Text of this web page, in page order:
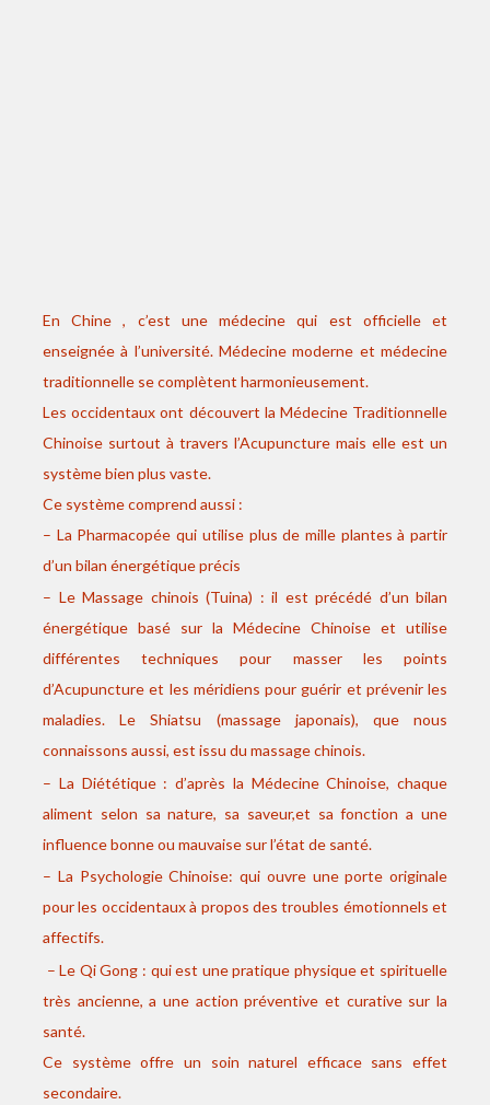
En Chine , c’est une médecine qui est officielle et
enseignée à l’université. Médecine moderne et médecine
traditionnelle se complètent harmonieusement.
Les occidentaux ont découvert la Médecine Traditionnelle
Chinoise surtout à travers l’Acupuncture mais elle est un
système bien plus vaste.
Ce système comprend aussi :
– La Pharmacopée qui utilise plus de mille plantes à partir
d’un bilan énergétique précis
– Le Massage chinois (Tuina) : il est précédé d’un bilan
énergétique basé sur la Médecine Chinoise et utilise
différentes techniques pour masser les points
d’Acupuncture et les méridiens pour guérir et prévenir les
maladies. Le Shiatsu (massage japonais), que nous
connaissons aussi, est issu du massage chinois.
– La Diététique : d’après la Médecine Chinoise, chaque
aliment selon sa nature, sa saveur,et sa fonction a une
influence bonne ou mauvaise sur l’état de santé.
– La Psychologie Chinoise: qui ouvre une porte originale
pour les occidentaux à propos des troubles émotionnels et
affectifs.
– Le Qi Gong : qui est une pratique physique et spirituelle
très ancienne, a une action préventive et curative sur la
santé.
Ce système offre un soin naturel efficace sans effet
secondaire.